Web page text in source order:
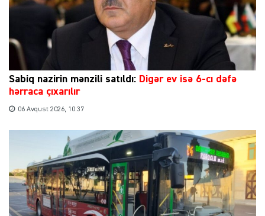
Sabiq nazirin mənzili satıldı: Digər ev isə 6-cı dəfə
hərraca çıxarılır
06 Avqust 2026, 10:37